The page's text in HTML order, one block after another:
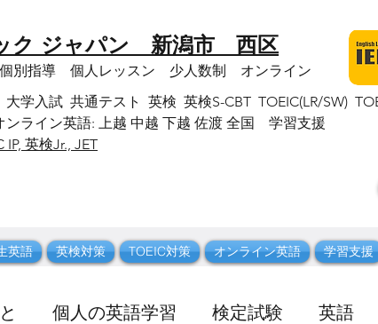
ク ジャパン 新潟市 西区
別指導 個人レッスン 少人数制 オンライン
学入試 共通テスト 英検 英検S-CBT TOEIC(LR/SW)
ライン英語: 上越 中越 下越 佐渡 全国 学習支援
IP, 英検Jr., JET
英語 英検対策 TOEIC対策 オンライン英語 学習支援
個人の英語学習 検定試験 英語